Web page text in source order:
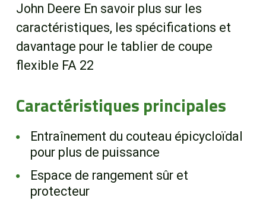
John Deere En savoir plus sur les
caractéristiques, les spécifications et
davantage pour le tablier de coupe
flexible FA 22
Caractéristiques principales
Entraînement du couteau épicycloïdal
pour plus de puissance
Espace de rangement sûr et
protecteur
Carrières
Actualités
Nous joindre
EN